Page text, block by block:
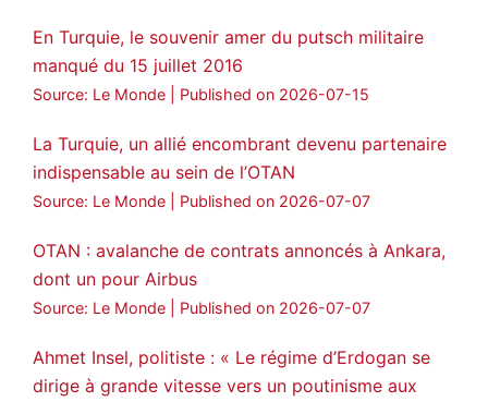
En Turquie, le souvenir amer du putsch militaire
manqué du 15 juillet 2016
Source: Le Monde Published on 2026-07-15
La Turquie, un allié encombrant devenu partenaire
indispensable au sein de l’OTAN
Source: Le Monde Published on 2026-07-07
OTAN : avalanche de contrats annoncés à Ankara,
dont un pour Airbus
Source: Le Monde Published on 2026-07-07
Ahmet Insel, politiste : « Le régime d’Erdogan se
dirige à grande vitesse vers un poutinisme aux